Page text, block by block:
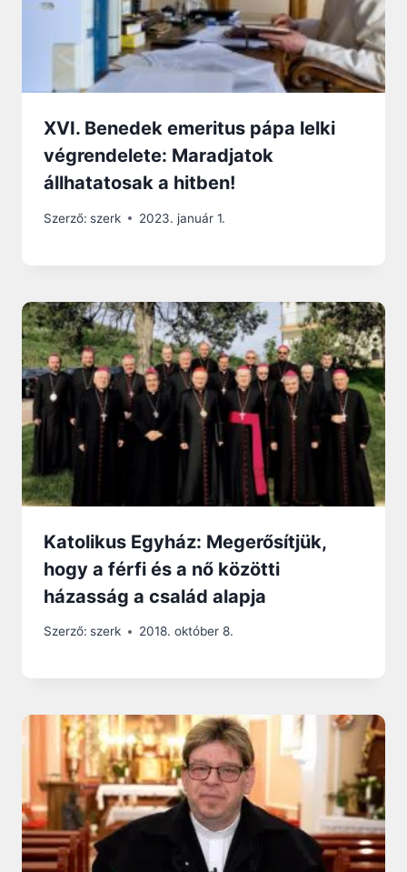
XVI. Benedek emeritus pápa lelki
végrendelete: Maradjatok
állhatatosak a hitben!
Szerző: szerk 2023. január 1.
Katolikus Egyház: Megerősítjük,
hogy a férfi és a nő közötti
házasság a család alapja
Szerző: szerk 2018. október 8.